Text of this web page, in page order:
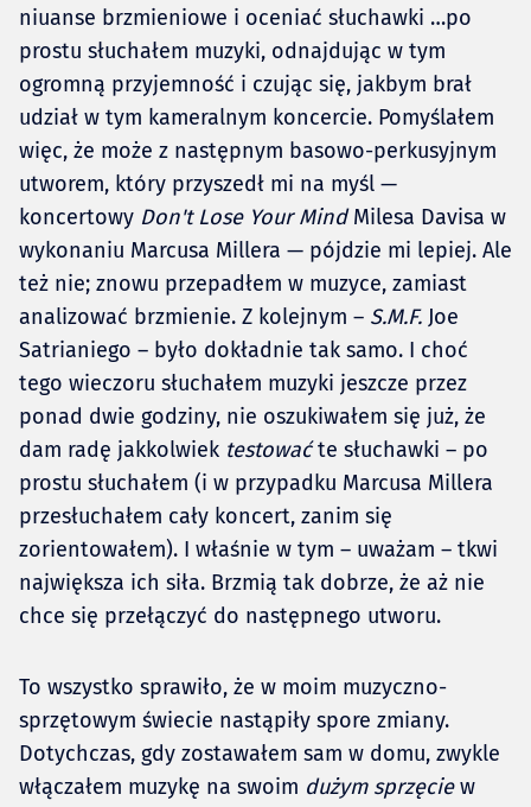
niuanse brzmieniowe i oceniać słuchawki …po
prostu słuchałem muzyki, odnajdując w tym
ogromną przyjemność i czując się, jakbym brał
udział w tym kameralnym koncercie. Pomyślałem
więc, że może z następnym basowo-perkusyjnym
utworem, który przyszedł mi na myśl —
koncertowy Don't Lose Your MindMilesa Davisa w
wykonaniu Marcusa Millera — pójdzie mi lepiej. Ale
też nie; znowu przepadłem w muzyce, zamiast
analizować brzmienie. Z kolejnym – S.M.F. Joe
Satrianiego – było dokładnie tak samo. I choć
tego wieczoru słuchałem muzyki jeszcze przez
ponad dwie godziny, nie oszukiwałem się już, że
dam radę jakkolwiek testowaćte słuchawki – po
prostu słuchałem (i w przypadku Marcusa Millera
przesłuchałem cały koncert, zanim się
zorientowałem). I właśnie w tym – uważam – tkwi
największa ich siła. Brzmią tak dobrze, że aż nie
chce się przełączyć do następnego utworu.
To wszystko sprawiło, że w moim muzyczno-
sprzętowym świecie nastąpiły spore zmiany.
Dotychczas, gdy zostawałem sam w domu, zwykle
włączałem muzykę na swoim dużym sprzęciew